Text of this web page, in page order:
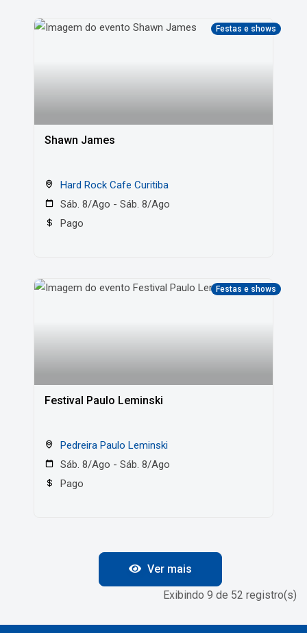
Festas e shows
Shawn James
Hard Rock Cafe Curitiba
Sáb. 8/Ago - Sáb. 8/Ago
Pago
Festas e shows
Festival Paulo Leminski
Pedreira Paulo Leminski
Sáb. 8/Ago - Sáb. 8/Ago
Pago
Ver mais
Exibindo 9 de 52 registro(s)